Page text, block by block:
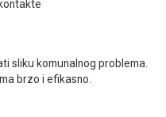
sliku komunalnog problema.
brzo i efikasno.